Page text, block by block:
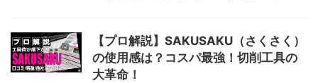
【プロ解説】SAKUSAKU（さくさく）
の使用感は？コスパ最強！切削工具の
大革命！